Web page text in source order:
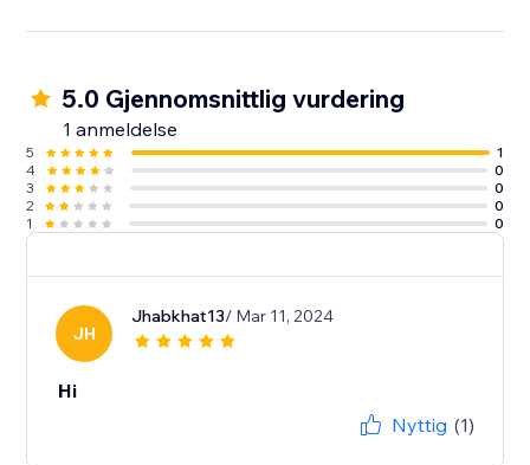
5.0 Gjennomsnittlig vurdering
1 anmeldelse
5
1
4
0
3
0
2
0
1
0
JH
Jhabkhat13/ Mar 11, 2024
Hi
Nyttig (1)